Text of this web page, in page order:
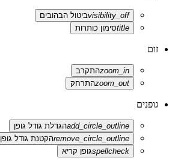
visibility_offביטול הבהובים
titleסימון כותרות
זום
zoom_inהתקרב
zoom_outהתרחק
גופנים
add_circle_outlineהגדלת גודל גופן
remove_circle_outlineהקטנת גודל גופן
spellcheckגופן קריא